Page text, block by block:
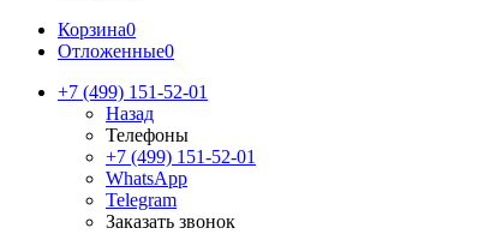
Корзина0
Отложенные0
+7 (499) 151-52-01
Назад
Телефоны
+7 (499) 151-52-01
WhatsApp
Telegram
Заказать звонок